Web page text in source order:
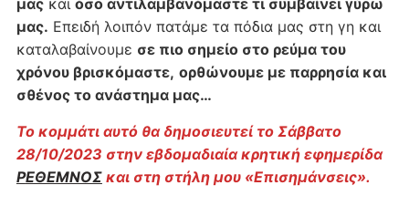
μαςκαι όσο αντιλαμβανόμαστε τι συμβαίνει γύρω
μας. Επειδή λοιπόν πατάμε τα πόδια μας στη γη και
καταλαβαίνουμε σε πιο σημείο στο ρεύμα του
χρόνου βρισκόμαστε, ορθώνουμε με παρρησία και
σθένος το ανάστημα μας…
Το κομμάτι αυτό θα δημοσιευτεί το Σάββατο
28/10/2023 στην εβδομαδιαία κρητική εφημερίδα
ΡΕΘΕΜΝΟΣκαι στη στήλη μου «Επισημάνσεις».